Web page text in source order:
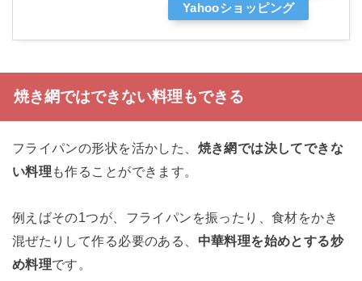
Yahooショッピング
焼き網ではできない料理もできる
フライパンの形状を活かした、 焼き網では決してできな
い料理 も作ることができます。
例えばその1つが、フライパンを振ったり、食材をかき
混ぜたりして作る必要のある、 中華料理を始めとする炒
め料理です。